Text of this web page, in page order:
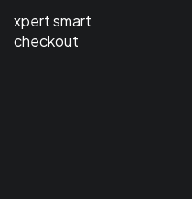
xpert smart
checkout